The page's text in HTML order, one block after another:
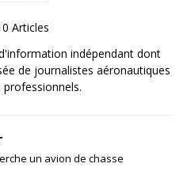
Articles
indépendant dont
de journalistes aéronautiques
un avion de chasse